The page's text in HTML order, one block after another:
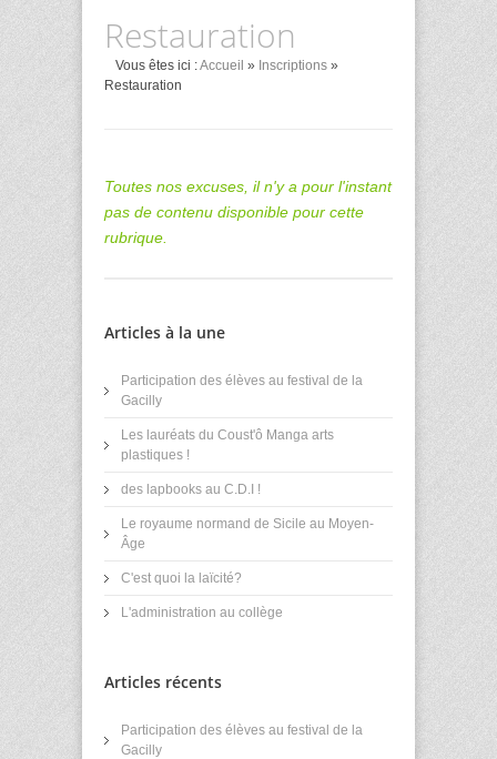
Restauration
Vous êtes ici :Accueil » Inscriptions »
Restauration
Toutes nos excuses, il n'y a pour l'instant
pas de contenu disponible pour cette
rubrique.
Articles à la une
Participation des élèves au festival de la
Gacilly
Les lauréats du Coust'ô Manga arts
plastiques !
des lapbooks au C.D.I !
Le royaume normand de Sicile au Moyen-
Âge
C'est quoi la laïcité?
L'administration au collège
Articles récents
Participation des élèves au festival de la
Gacilly